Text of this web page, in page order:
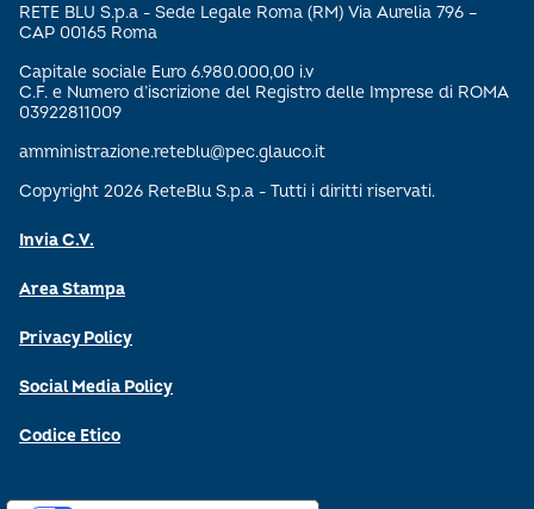
RETE BLU S.p.a - Sede Legale Roma (RM) Via Aurelia 796 –
CAP 00165 Roma
Capitale sociale Euro 6.980.000,00 i.v
C.F. e Numero d’iscrizione del Registro delle Imprese di ROMA
03922811009
amministrazione.reteblu@pec.glauco.it
Copyright 2026 ReteBlu S.p.a - Tutti i diritti riservati.
Invia C.V.
Area Stampa
Privacy Policy
Social Media Policy
Codice Etico